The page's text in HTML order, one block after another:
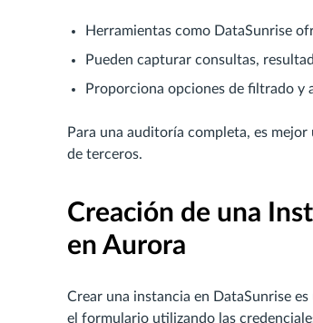
Herramientas como DataSunrise
Pueden capturar consultas,
Proporciona opciones de filtrado y
Para una auditoría completa, es
de terceros.
Creación de una
en Aurora
Crear una instancia en DataSunrise
el formulario utilizando las